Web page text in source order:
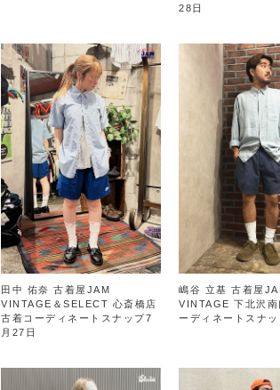
28日
田中 佑奈 古着屋JAM
VINTAGE＆SELECT 心斎橋店
古着コーディネートスナップ7
月27日
嶋谷 立基 古着屋
VINTAGE 下北沢南
ーディネートスナ